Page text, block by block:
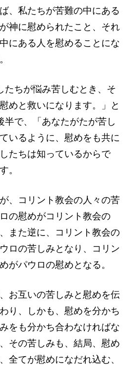
、私たちが苦難の中にある
神に慰められたこと、それ
にある人を慰めることにな
ちが悩み苦しむとき、そ
めと救いになります。」と
半で、「あなたがたが苦し
いるように、慰めをも共に
たちは知っているからで
。
、コリント教会の人々の苦
の慰めがコリント教会の
また逆に、コリント教会の
ロの苦しみとなり、コリン
がパウロの慰めとなる。
お互いの苦しみと慰めを伝
り、しかも、慰めを分かち
をも分かち合わなければな
その苦しみも、結局、慰め
全てが慰めになだれ込む、